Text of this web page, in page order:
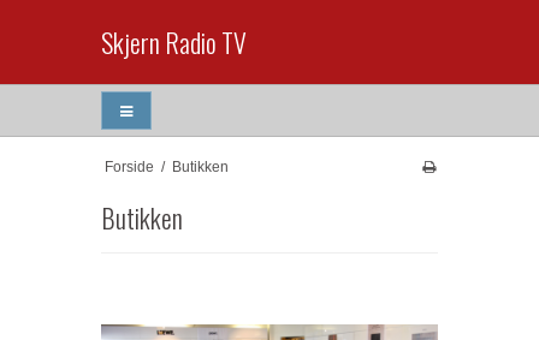
Skjern Radio TV
Forside / Butikken
Butikken